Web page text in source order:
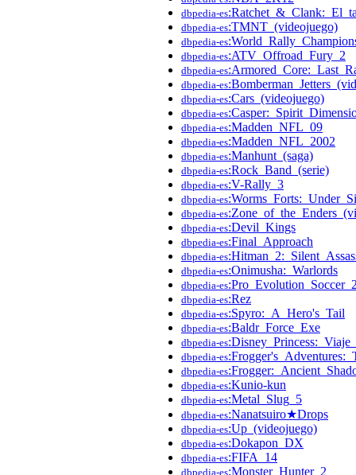
dbpedia-es
dbpedia-es:TMNT_(videojuego)
dbpedia-es
dbpedia-es:ATV_Offroad_Fury_2
dbpedia-es
dbpedia-es
dbpedia-es:Cars_(videojuego)
dbpedia-es
dbpedia-es:Madden_NFL_09
dbpedia-es:Madden_NFL_2002
dbpedia-es:Manhunt_(saga)
dbpedia-es:Rock_Band_(serie)
dbpedia-es:V-Rally_3
dbpedia-es
dbpedia-es
dbpedia-es:Devil_Kings
dbpedia-es:Final_Approach
dbpedia-es
dbpedia-es:Onimusha:_Warlords
dbpedia-es
dbpedia-es:Rez
dbpedia-es:Spyro:_A_Hero's_Tail
dbpedia-es:Baldr_Force_Exe
dbpedia-es
dbpedia-es
dbpedia-es
dbpedia-es:Kunio-kun
dbpedia-es:Metal_Slug_5
dbpedia-es:Nanatsuiro★Drops
dbpedia-es:Up_(videojuego)
dbpedia-es:Dokapon_DX
dbpedia-es:FIFA_14
dbpedia-es:Monster_Hunter_2